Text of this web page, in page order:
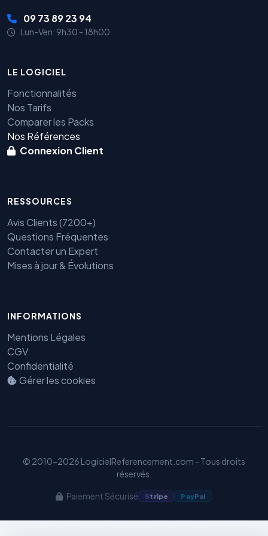
09 73 89 23 94
Lun-Ven: 9h30 - 18h00
LE LOGICIEL
Fonctionnalités
Nos Tarifs
Comparer les Packs
Nos Références
Connexion Client
RESSOURCES
Avis Clients (7200+)
Questions Fréquentes
Contacter un Expert
Mises à jour & Évolutions
INFORMATIONS
Mentions Légales
CGV
Confidentialité
Gérer les cookies
© 2010-2026 LogicielReferencement.com - Tous droits
réservés.
Paiement Sécurisé Stripe PayPal